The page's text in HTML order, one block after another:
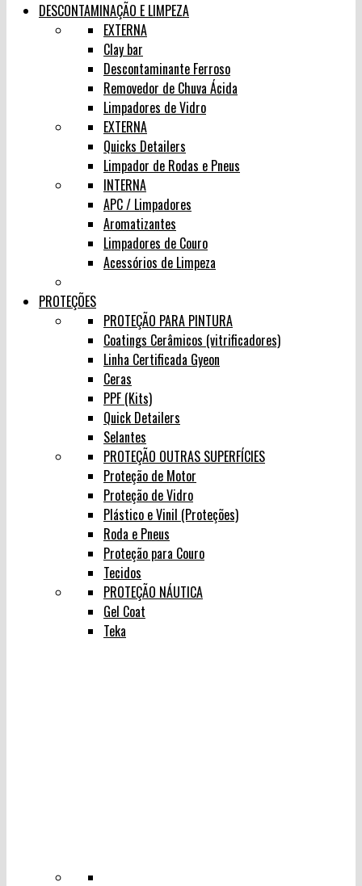
DESCONTAMINAÇÃO E LIMPEZA
EXTERNA
Clay bar
Descontaminante Ferroso
Removedor de Chuva Ácida
Limpadores de Vidro
EXTERNA
Quicks Detailers
Limpador de Rodas e Pneus
INTERNA
APC / Limpadores
Aromatizantes
Limpadores de Couro
Acessórios de Limpeza
PROTEÇÕES
PROTEÇÃO PARA PINTURA
Coatings Cerâmicos (vitrificadores)
Linha Certificada Gyeon
Ceras
PPF (Kits)
Quick Detailers
Selantes
PROTEÇÃO OUTRAS SUPERFÍCIES
Proteção de Motor
Proteção de Vidro
Plástico e Vinil (Proteções)
Roda e Pneus
Proteção para Couro
Tecidos
PROTEÇÃO NÁUTICA
Gel Coat
Teka